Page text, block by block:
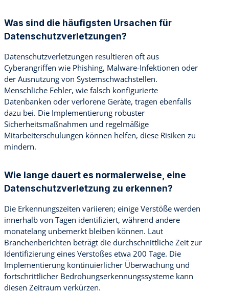
Was sind die häufigsten Ursachen für
Datenschutzverletzungen?
Datenschutzverletzungen resultieren oft aus
Cyberangriffen wie Phishing, Malware-Infektionen oder
der Ausnutzung von Systemschwachstellen.
Menschliche Fehler, wie falsch konfigurierte
Datenbanken oder verlorene Geräte, tragen ebenfalls
dazu bei. Die Implementierung robuster
Sicherheitsmaßnahmen und regelmäßige
Mitarbeiterschulungen können helfen, diese Risiken zu
mindern.
Wie lange dauert es normalerweise, eine
Datenschutzverletzung zu erkennen?
Die Erkennungszeiten variieren; einige Verstöße werden
innerhalb von Tagen identifiziert, während andere
monatelang unbemerkt bleiben können. Laut
Branchenberichten beträgt die durchschnittliche Zeit zur
Identifizierung eines Verstoßes etwa 200 Tage. Die
Implementierung kontinuierlicher Überwachung und
fortschrittlicher Bedrohungserkennungssysteme kann
diesen Zeitraum verkürzen.